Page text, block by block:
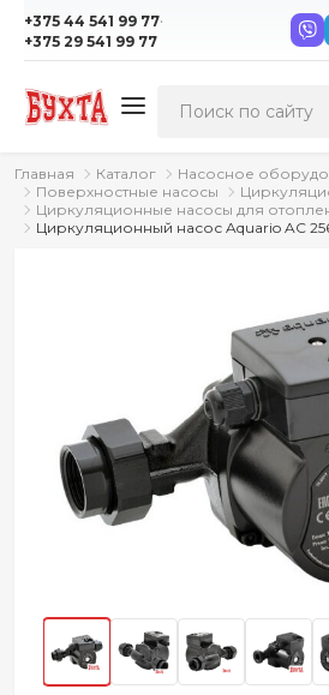
+375 44 541 99 77·
+375 29 541 99 77
Главная Каталог
Насосное
Поверхностные насосы
Циркуляционные насосы для
Циркуляционный насос Aquario AC